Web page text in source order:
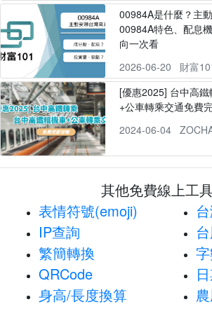
00984A是什麼？主
00984A特色、配息
向一次看
2026-06-20
財富
[優惠2025] 台中高
+公車轉乘交通免費
2024-06-04
其他免費線上工
表情符號(emoji)
IP查詢
繁簡轉換
QRCode
身高/長度換算